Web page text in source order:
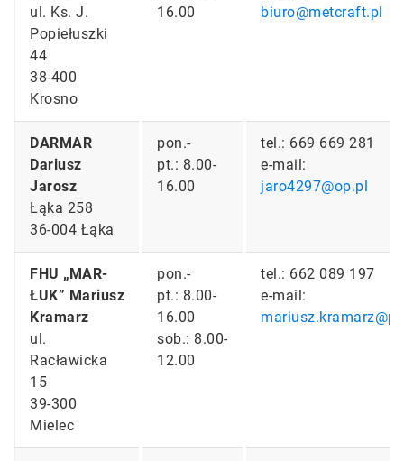
ul. Ks. J.
Popiełuszki
44
38-400
Krosno
16.00
biuro@metcraft.pl
DARMAR
Dariusz
Jarosz
Łąka 258
36-004 Łąka
pon.-
pt.: 8.00-
16.00
tel.: 669 669 281
e-mail:
jaro4297@op.pl
FHU „MAR-
ŁUK” Mariusz
Kramarz
ul.
Racławicka
15
39-300
Mielec
pon.-
pt.: 8.00-
16.00
sob.: 8.00-
12.00
tel.: 662 089 197
e-mail: